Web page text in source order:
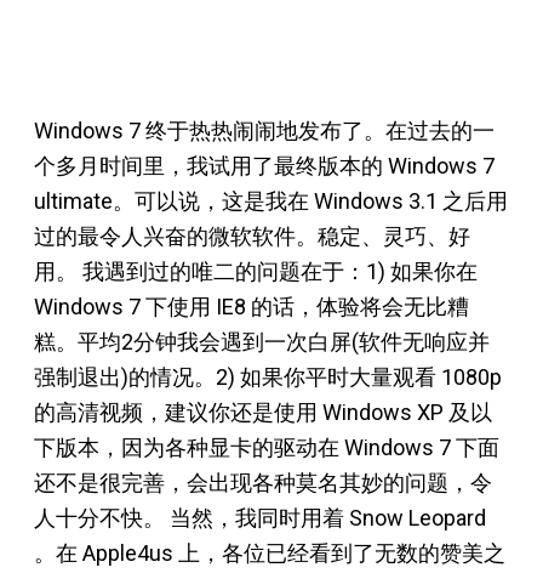
Windows 7 终于热热闹闹地发布了。在过去的一
个多月时间里，我试用了最终版本的 Windows 7
ultimate。可以说，这是我在 Windows 3.1 之后用
过的最令人兴奋的微软软件。稳定、灵巧、好
用。 我遇到过的唯二的问题在于：1) 如果你在
Windows 7 下使用 IE8 的话，体验将会无比糟
糕。平均2分钟我会遇到一次白屏(软件无响应并
强制退出)的情况。2) 如果你平时大量观看 1080p
的高清视频，建议你还是使用 Windows XP 及以
下版本，因为各种显卡的驱动在 Windows 7 下面
还不是很完善，会出现各种莫名其妙的问题，令
人十分不快。 当然，我同时用着 Snow Leopard
。在 Apple4us 上，各位已经看到了无数的赞美之